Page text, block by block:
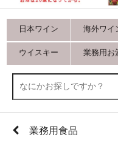
日本ワイン 海外ワイ
ウイスキー 業務用お
業務用食品